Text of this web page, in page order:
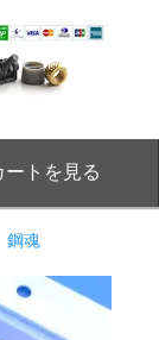
ートを見る
鋼魂